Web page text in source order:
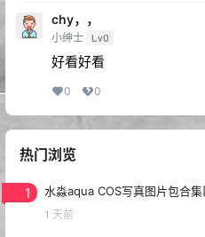
chy，，
小绅士 Lv0
好看好看
0 0
热门浏览
1 水淼aqua COS写真图片包合
1 天前